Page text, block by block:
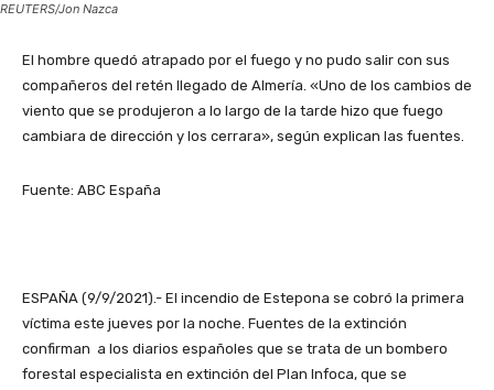
REUTERS/Jon Nazca
El hombre quedó atrapado por el fuego y no pudo salir con sus
compañeros del retén llegado de Almería. «Uno de los cambios de
viento que se produjeron a lo largo de la tarde hizo que fuego
cambiara de dirección y los cerrara», según explican las fuentes.
Fuente: ABC España
ESPAÑA (9/9/2021).- El incendio de Estepona se cobró la primera
víctima este jueves por la noche. Fuentes de la extinción
confirman a los diarios españoles que se trata de un bombero
forestal especialista en extinción del Plan Infoca, que se